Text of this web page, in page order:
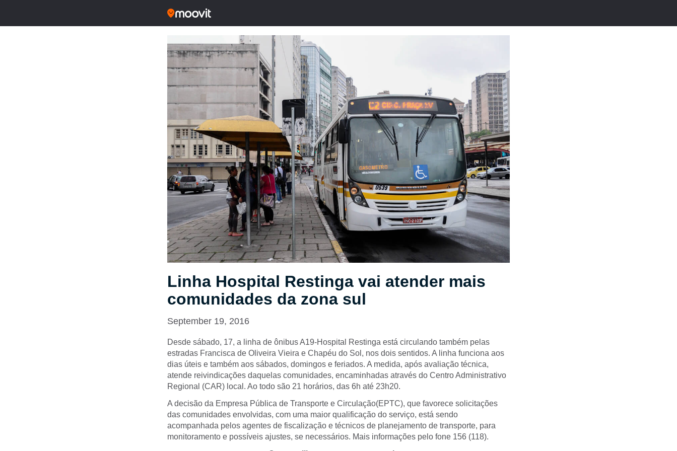
Linha Hospital Restinga vai atender mais
comunidades da zona sul
September 19, 2016
Desde sábado, 17, a linha de ônibus A19-Hospital Restinga está circulando também pelas
estradas Francisca de Oliveira Vieira e Chapéu do Sol, nos dois sentidos. A linha funciona aos
dias úteis e também aos sábados, domingos e feriados. A medida, após avaliação técnica,
atende reivindicações daquelas comunidades, encaminhadas através do Centro Administrativo
Regional (CAR) local. Ao todo são 21 horários, das 6h até 23h20.
A decisão da Empresa Pública de Transporte e Circulação(EPTC), que favorece solicitações
das comunidades envolvidas, com uma maior qualificação do serviço, está sendo
acompanhada pelos agentes de fiscalização e técnicos de planejamento de transporte, para
monitoramento e possíveis ajustes, se necessários. Mais informações pelo fone 156 (118).